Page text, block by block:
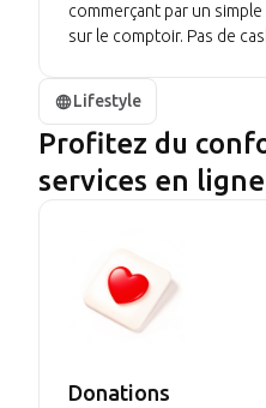
commerçant par un
sur le comptoir. Pas de
Lifestyle
Profitez du
services en ligne
Donations